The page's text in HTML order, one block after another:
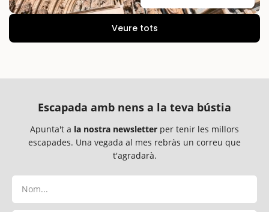
Veure tots
Escapada amb nens a la teva bústia
Apunta't a la nostra newsletter per tenir les millors
escapades. Una vegada al mes rebràs un correu que
t'agradarà.